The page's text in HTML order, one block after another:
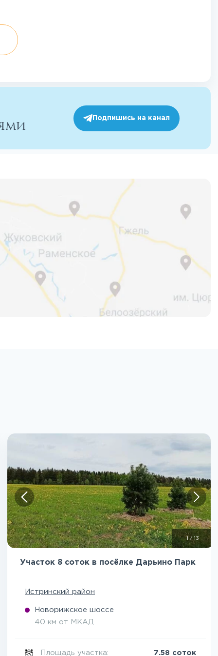
Подпишись на канал
1 / 13
Участок 8 соток в посёлке Дарьино Парк
Истринский район
Новорижское шоссе
40 км от МКАД
Площадь участка: 7.58 соток